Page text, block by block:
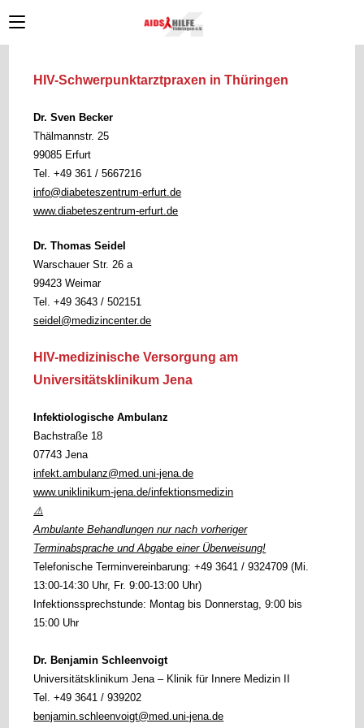
Inhalt
HIV-Schwerpunktarztpraxen in Thüringen
Dr. Sven Becker
Thälmannstr. 25
99085 Erfurt
Tel. +49 361 / 5667216
info@diabeteszentrum-erfurt.de
www.diabeteszentrum-erfurt.de
Dr. Thomas Seidel
Warschauer Str. 26 a
99423 Weimar
Tel. +49 3643 / 502151
seidel@medizincenter.de
HIV-medizinische Versorgung am
Universitätsklinikum Jena
Infektiologische Ambulanz
Bachstraße 18
07743 Jena
infekt.ambulanz@med.uni-jena.de
www.uniklinikum-jena.de/infektionsmedizin
⚠️
Ambulante Behandlungen nur nach vorheriger
Terminabsprache und Abgabe einer Überweisung!
Telefonische Terminvereinbarung: +49 3641 / 9324709 (Mi.
13:00-14:30 Uhr, Fr. 9:00-13:00 Uhr)
Infektionssprechstunde: Montag bis Donnerstag, 9:00 bis
15:00 Uhr
Dr. Benjamin Schleenvoigt
Universitätsklinikum Jena – Klinik für Innere Medizin II
Tel. +49 3641 / 939202
benjamin.schleenvoigt@med.uni-jena.de